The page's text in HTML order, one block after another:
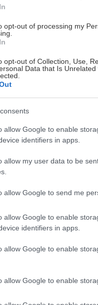
opt-out of processing my
opt-out of Collection, Use,
Data that Is
allow Google to enable
identifiers in apps.
allow my user data to be
allow Google to send me
allow Google to enable
identifiers in apps.
allow Google to enable
allow Google to enable
sa nemožno vyhnúť
miesto alebo
celý organizmus.
pocit, že mu
vziať na
radosť z pohybu.
nezvyklo na
zvieratko, ktoré
majú radosť z
novoty okolo
že by
nahraďte iba